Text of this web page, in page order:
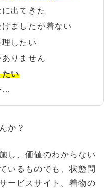
出てきた
ましたが着ない
したい
りません
たい
…
か？
し、価値のわからない
いるものでも、状態問
ービスサイト。着物の